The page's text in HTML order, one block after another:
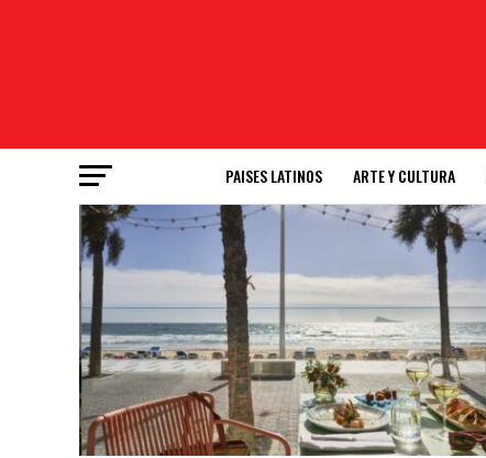
PAISES LATINOS ARTE Y CULTURA